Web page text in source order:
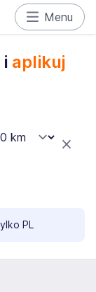
Menu
i aplikuj
PL